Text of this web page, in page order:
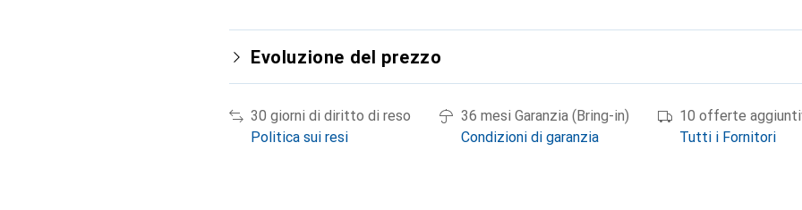
Evoluzione del prezzo
30 giorni di diritto di reso
Politica sui resi
36 mesi Garanzia (Bring-in)
Condizioni di garanzia
10 offerte
Tutti i Fornitori